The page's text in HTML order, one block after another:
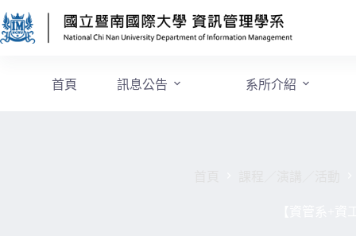
首頁 訊息公告 系所介紹